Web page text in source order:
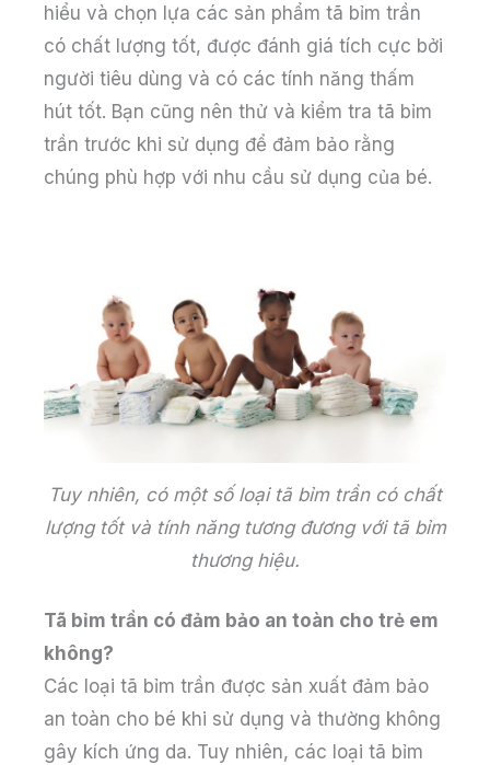
hiểu và chọn lựa các sản phẩm tã bỉm trần
có chất lượng tốt, được đánh giá tích cực bởi
người tiêu dùng và có các tính năng thấm
hút tốt. Bạn cũng nên thử và kiểm tra tã bỉm
trần trước khi sử dụng để đảm bảo rằng
chúng phù hợp với nhu cầu sử dụng của bé.
Tuy nhiên, có một số loại tã bỉm trần có chất
lượng tốt và tính năng tương đương với tã bỉm
thương hiệu.
Tã bỉm trần có đảm bảo an toàn cho trẻ em
không?
Các loại tã bỉm trần được sản xuất đảm bảo
an toàn cho bé khi sử dụng và thường không
gây kích ứng da. Tuy nhiên, các loại tã bỉm